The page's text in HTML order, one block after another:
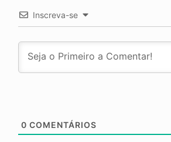
Inscreva-se
0 COMENTÁRIOS